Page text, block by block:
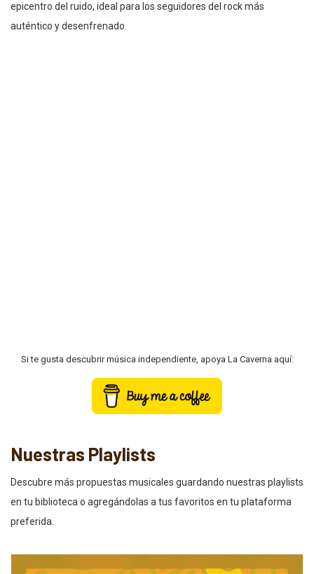
epicentro del ruido, ideal para los seguidores del rock más
auténtico y desenfrenado.
Si te gusta descubrir música independiente, apoya La Caverna aquí:
Nuestras Playlists
Descubre más propuestas musicales guardando nuestras playlists
en tu biblioteca o agregándolas a tus favoritos en tu plataforma
preferida.